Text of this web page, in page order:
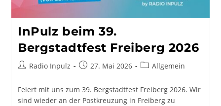
InPulz beim 39.
Bergstadtfest Freiberg 2026
Beitrags-
Radio Inpulz
Beitrag27. Mai 2026
Beitrags-
Allgemein
Feiert mit uns zum 39. Bergstadtfest Freiberg 2026. Wir
sind wieder an der Postkreuzung in Freiberg zu